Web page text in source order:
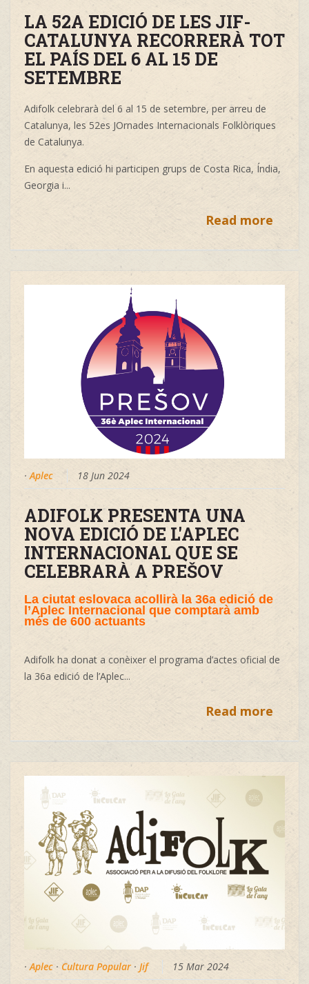
LA 52A EDICIÓ DE LES JIF-
CATALUNYA RECORRERÀ TOT
EL PAÍS DEL 6 AL 15 DE
SETEMBRE
Adifolk celebrarà del 6 al 15 de setembre, per arreu de
Catalunya, les 52es JOrnades Internacionals Folklòriques
de Catalunya.
En aquesta edició hi participen grups de Costa Rica, Índia,
Georgia i...
Read more
·Aplec 18 Jun 2024
ADIFOLK PRESENTA UNA
NOVA EDICIÓ DE L'APLEC
INTERNACIONAL QUE SE
CELEBRARÀ A PREŠOV
La ciutat eslovaca acollirà la 36a edició de
l’Aplec Internacional que comptarà amb
més de 600 actuants
Adifolk ha donat a conèixer el programa d’actes oficial de
la 36a edició de l’Aplec...
Read more
· Aplec · Cultura Popular · Jif 15 Mar 2024